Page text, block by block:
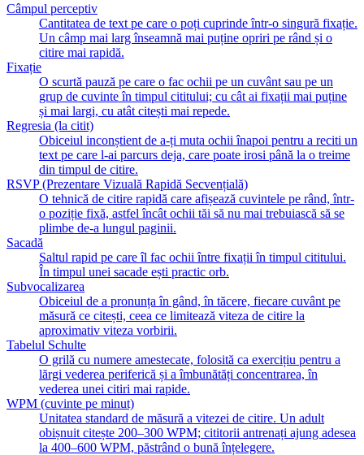
Câmpul perceptiv
Cantitatea de text pe care o poți cuprinde într-o singură fixație.
Un câmp mai larg înseamnă mai puține opriri pe rând și o
citire mai rapidă.
Fixație
O scurtă pauză pe care o fac ochii pe un cuvânt sau pe un
grup de cuvinte în timpul cititului; cu cât ai fixații mai puține
și mai largi, cu atât citești mai repede.
Regresia (la citit)
Obiceiul inconștient de a-ți muta ochii înapoi pentru a reciti un
text pe care l-ai parcurs deja, care poate irosi până la o treime
din timpul de citire.
RSVP (Prezentare Vizuală Rapidă Secvențială)
O tehnică de citire rapidă care afișează cuvintele pe rând, într-
o poziție fixă, astfel încât ochii tăi să nu mai trebuiască să se
plimbe de-a lungul paginii.
Sacadă
Saltul rapid pe care îl fac ochii între fixații în timpul cititului.
În timpul unei sacade ești practic orb.
Subvocalizarea
Obiceiul de a pronunța în gând, în tăcere, fiecare cuvânt pe
măsură ce citești, ceea ce limitează viteza de citire la
aproximativ viteza vorbirii.
Tabelul Schulte
O grilă cu numere amestecate, folosită ca exercițiu pentru a
lărgi vederea periferică și a îmbunătăți concentrarea, în
vederea unei citiri mai rapide.
WPM (cuvinte pe minut)
Unitatea standard de măsură a vitezei de citire. Un adult
obișnuit citește 200–300 WPM; cititorii antrenați ajung adesea
la 400–600 WPM, păstrând o bună înțelegere.